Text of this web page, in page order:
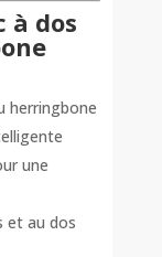
à dos
herringbone
une
et au dos